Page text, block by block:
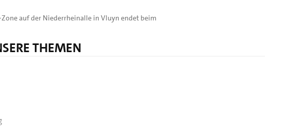
Zone auf der Niederrheinalle in Vluyn endet beim
THEMEN